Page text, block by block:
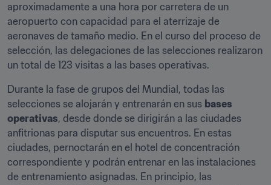
aproximadamente a una hora por carretera de un
aeropuerto con capacidad para el aterrizaje de
aeronaves de tamaño medio. En el curso del proceso de
selección, las delegaciones de las selecciones realizaron
un total de 123 visitas a las bases operativas.
Durante la fase de grupos del Mundial, todas las
selecciones se alojarán y entrenarán en sus bases
operativas, desde donde se dirigirán a las ciudades
anfitrionas para disputar sus encuentros. En estas
ciudades, pernoctarán en el hotel de concentración
correspondiente y podrán entrenar en las instalaciones
de entrenamiento asignadas. En principio, las